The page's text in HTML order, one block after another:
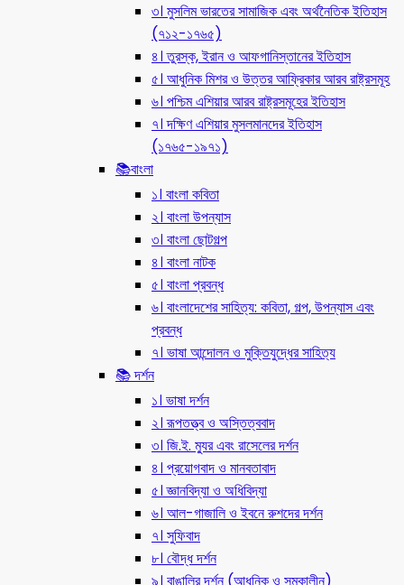
৩। মুসলিম ভারতের সামাজিক এবং অর্থনৈতিক ইতিহাস
(৭১২-১৭৬৫)
৪। তুরস্ক, ইরান ও আফগানিস্তানের ইতিহাস
৫। আধুনিক মিশর ও উত্তর আফ্রিকার আরব রাষ্ট্রসমূহ
৬। পশ্চিম এশিয়ার আরব রাষ্ট্রসমূহের ইতিহাস
৭। দক্ষিণ এশিয়ার মুসলমানদের ইতিহাস
(১৭৬৫-১৯৭১)
📚বাংলা
১। বাংলা কবিতা
২। বাংলা উপন্যাস
৩। বাংলা ছোটগল্প
৪। বাংলা নাটক
৫। বাংলা প্রবন্ধ
৬। বাংলাদেশের সাহিত্য: কবিতা, গল্প, উপন্যাস এবং
প্রবন্ধ
৭। ভাষা আন্দোলন ও মুক্তিযুদ্ধের সাহিত্য
📚 দর্শন
১। ভাষা দর্শন
২। রূপতত্ত্ব ও অস্তিত্ববাদ
৩। জি.ই. ম্যুর এবং রাসেলের দর্শন
৪। প্রয়োগবাদ ও মানবতাবাদ
৫। জ্ঞানবিদ্যা ও অধিবিদ্যা
৬। আল-গাজালি ও ইবনে রুশদের দর্শন
৭। সুফিবাদ
৮। বৌদ্ধ দর্শন